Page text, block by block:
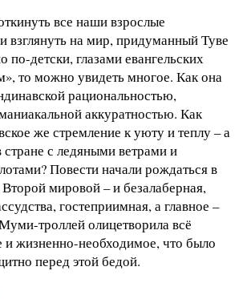
все наши взрослые
взглянуть на мир, придуманный Туве
детски, глазами евангельских
то можно увидеть многое. Как она
рациональностью,
аккуратностью. Как
же стремление к уюту и теплу – а
стране с ледяными ветрами и
Повести начали рождаться в
мировой – и безалаберная,
гостеприимная, а главное –
троллей олицетворила всё
и жизненно-необходимое, что было
перед этой бедой.